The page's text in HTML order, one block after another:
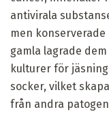
antivirala
men
gamla lagrade
kulturer för
socker, vilket
från andra